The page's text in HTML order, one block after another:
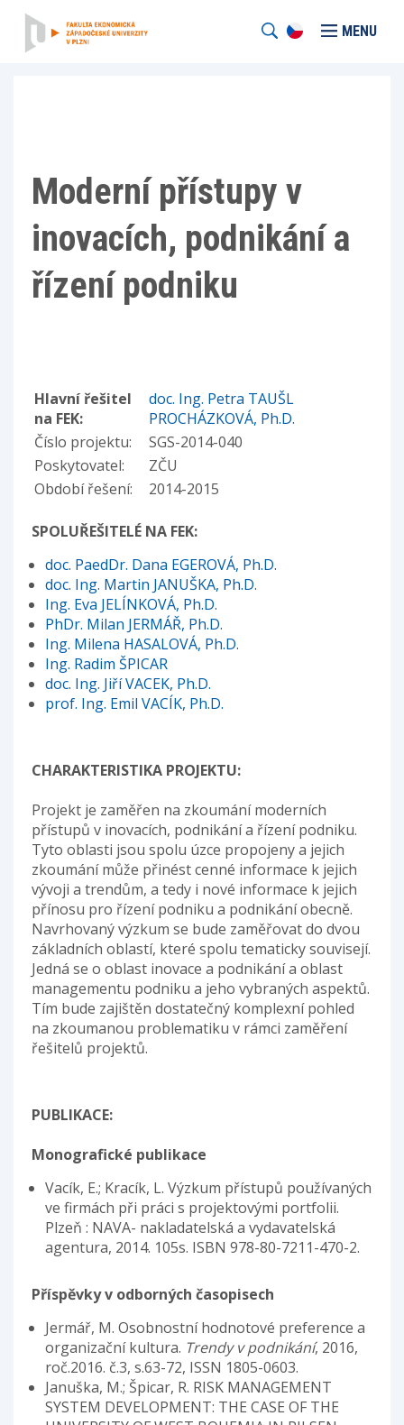
MENU
Moderní přístupy v
inovacích, podnikání a
řízení podniku
Hlavní řešitel
na FEK:
doc. Ing. Petra TAUŠL
PROCHÁZKOVÁ, Ph.D.
Číslo projektu:
SGS-2014-040
Poskytovatel:
ZČU
Období řešení:
2014-2015
SPOLUŘEŠITELÉ NA FEK:
doc. PaedDr. Dana EGEROVÁ, Ph.D.
doc. Ing. Martin JANUŠKA, Ph.D.
Ing. Eva JELÍNKOVÁ, Ph.D.
PhDr. Milan JERMÁŘ, Ph.D.
Ing. Milena HASALOVÁ, Ph.D.
Ing. Radim ŠPICAR
doc. Ing. Jiří VACEK, Ph.D.
prof. Ing. Emil VACÍK, Ph.D.
CHARAKTERISTIKA PROJEKTU:
Projekt je zaměřen na zkoumání moderních
přístupů v inovacích, podnikání a řízení podniku.
Tyto oblasti jsou spolu úzce propojeny a jejich
zkoumání může přinést cenné informace k jejich
vývoji a trendům, a tedy i nové informace k jejich
přínosu pro řízení podniku a podnikání obecně.
Navrhovaný výzkum se bude zaměřovat do dvou
základních oblastí, které spolu tematicky souvisejí.
Jedná se o oblast inovace a podnikání a oblast
managementu podniku a jeho vybraných aspektů.
Tím bude zajištěn dostatečný komplexní pohled
na zkoumanou problematiku v rámci zaměření
řešitelů projektů.
PUBLIKACE:
Monografické publikace
Vacík, E.; Kracík, L. Výzkum přístupů používaných
ve firmách při práci s projektovými portfolii.
Plzeň : NAVA- nakladatelská a vydavatelská
agentura, 2014. 105s. ISBN 978-80-7211-470-2.
Příspěvky v odborných časopisech
Jermář, M. Osobnostní hodnotové preference a
organizační kultura. Trendy v podnikání, 2016,
roč.2016. č.3, s.63-72, ISSN 1805-0603.
Januška, M.; Špicar, R. RISK MANAGEMENT
SYSTEM DEVELOPMENT: THE CASE OF THE